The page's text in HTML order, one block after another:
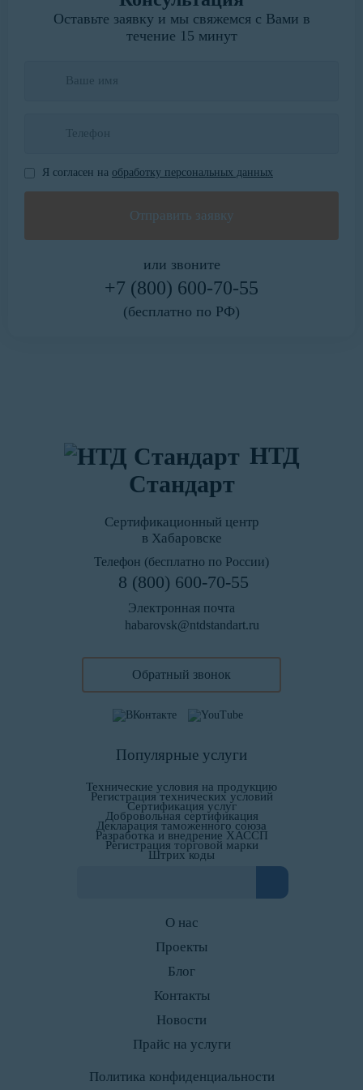
Оставьте заявку и мы свяжемся с Вами в
течение 15 минут
Я согласен на обработку персональных данных
или звоните
+7 (800) 600-70-55
(бесплатно по РФ)
НТД
Стандарт
Сертификационный центр
в Хабаровске
Телефон (бесплатно по России)
8 (800) 600-70-55
Электронная почта
habarovsk@ntdstandart.ru
Обратный звонок
Популярные услуги
Технические условия на продукцию
Регистрация технических условий
Сертификация услуг
Добровольная сертификация
Декларация таможенного союза
Разработка и внедрение ХАССП
Регистрация торговой марки
Штрих коды
О нас
Проекты
Блог
Контакты
Новости
Прайс на услуги
Политика конфиденциальности